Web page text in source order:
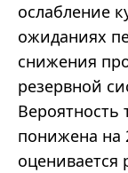
ослабление
ожиданиях
снижения
резервной
Вероятность
понижена на